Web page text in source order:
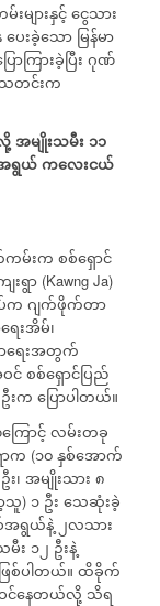
ျားနှင့် ငွေသား
ေးခဲ့သော မြန်မာ
ကြားခဲ့ပြီး ဂုဏ်
သတင်းက
အမျိုးသမီး ၁၁
ရွယ် ကလေးငယ်
ကမ်းက စစ်ရှောင်
ရွာ (Kawng Ja)
ပ်က ဂျက်ဖိုက်တာ
ေးအိမ်၊
ာရေးအတွက်
စစ်ရှောင်ပြည်
က ပြောပါတယ်။
ြောင့် လမ်းတခု
ာက (၁၀ နှစ်အောက်
၊ အမျိုးသား ၈
သူ) ၁ ဦး သေဆုံးခဲ့
အရွယ်နဲ့ ၂လသား
း ၁၂ ဦးနဲ့
ြစ်ပါတယ်။ ထိခိုက်
င်နေတယ်လို့ သိရ